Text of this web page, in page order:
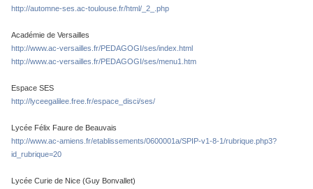
http://automne-ses.ac-toulouse.fr/html/_2_.php
Académie de Versailles
http://www.ac-versailles.fr/PEDAGOGI/ses/index.html
http://www.ac-versailles.fr/PEDAGOGI/ses/menu1.htm
Espace SES
http://lyceegalilee.free.fr/espace_disci/ses/
Lycée Félix Faure de Beauvais
http://www.ac-amiens.fr/etablissements/0600001a/SPIP-v1-8-1/rubrique.php3?
id_rubrique=20
Lycée Curie de Nice (Guy Bonvallet)